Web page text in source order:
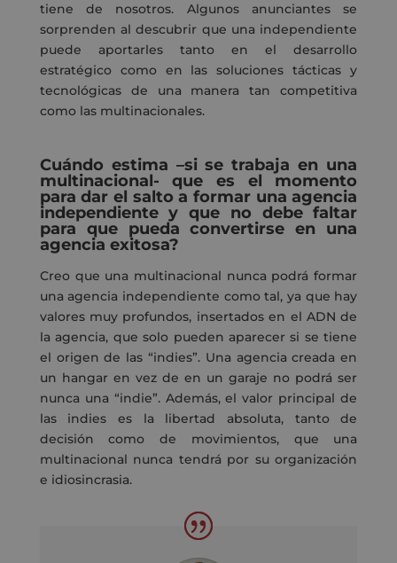
tiene de nosotros. Algunos anunciantes se
sorprenden al descubrir que una independiente
puede aportarles tanto en el desarrollo
estratégico como en las soluciones tácticas y
tecnológicas
de una manera tancompetitiva
como las multinacionales.
Cuándo estima –si se trabaja en una
multinacional- que es el momento
para dar el salto a formar una agencia
independiente y que no debe faltar
para que pueda convertirse en una
agencia exitosa?
Creo que una multinacional nunca podrá formar
una agencia independiente como tal, ya que hay
valores muy profundos, insertadosen el ADN de
la agencia, que solo pueden aparecer si se tiene
el origen de las “indies”. Una agencia creada en
un hangar en vez de en un garaje no podrá ser
nunca una “indie”. Además, el valor principal de
las indies es la libertad absoluta,tanto de
decisión como de movimientos,que una
multinacional nunca tendrá por su organización
e idiosincrasia.